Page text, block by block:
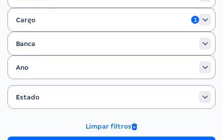
Cargo
Cargo
1
Banca
Banca
Ano
Ano
Filtrar por Estado
Estado
Estado
Limpar filtros